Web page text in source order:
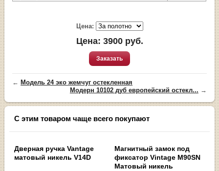
Цена:
Цена: 3900руб.
Заказать
←Модель 24 эко жемчуг остекленная
Модерн 10102 дуб европейский остекл... →
С этим товаром чаще всего покупают
Дверная ручка Vantage
матовый никель V14D
Магнитный замок под
фиксатор Vintage M90SN
Матовый никель